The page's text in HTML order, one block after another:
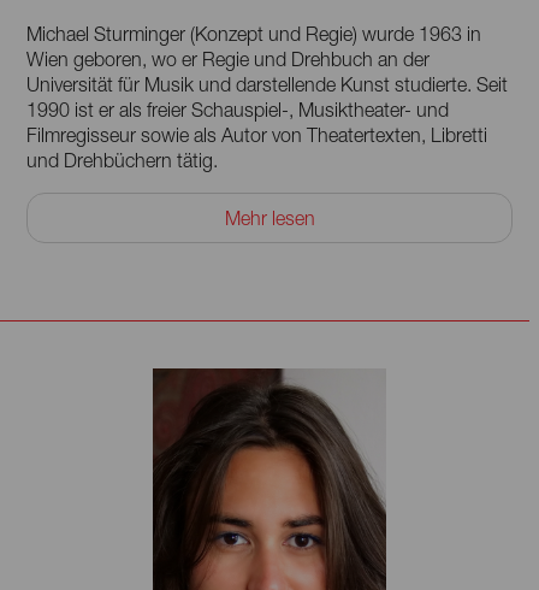
Michael Sturminger (Konzept und Regie) wurde 1963 in
Wien geboren, wo er Regie und Drehbuch an der
Universität für Musik und darstellende Kunst studierte. Seit
1990 ist er als freier Schauspiel-, Musiktheater- und
Filmregisseur sowie als Autor von Theatertexten, Libretti
und Drehbüchern tätig.
Von 2014 bis 2022 war er Intendant der Sommerspiele
Perchtoldsdorf. Von 2018 bis 2023 lehrte er als
Theater an der Wien, das Opernhaus Zürich, das Aalto
Theater Essen, das Staatstheater am Gärtnerplatz
München, die Wiener Staatsoper, die Volksoper Wien, die
Opernhäuser Wiesbaden, Graz und Köln.
Michael Sturminger war Gast bei den Osterfestspielen
Salzburg, dem Cherry Orchard Festival Moscow, dem
Festival Wien Modern, den Schwetzinger Festspielen, bei
den Ruhrfestspielen Recklinghausen, dem Prague Spring
Mehr lesen